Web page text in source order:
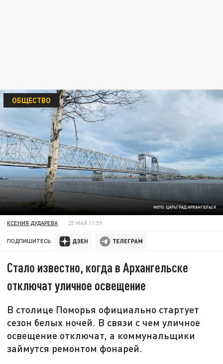
ФОТО: ЦАРЬГРАД АРХАНГЕЛЬСК
ОБЩЕСТВО
КСЕНИЯ ДУДАРЕВА 25 МАЯ 11:59
ПОДПИШИТЕСЬ:
Стало известно, когда в Архангельске
отключат уличное освещение
В столице Поморья официально стартует
сезон белых ночей. В связи с чем уличное
освещение отключат, а коммунальщики
займутся ремонтом фонарей.